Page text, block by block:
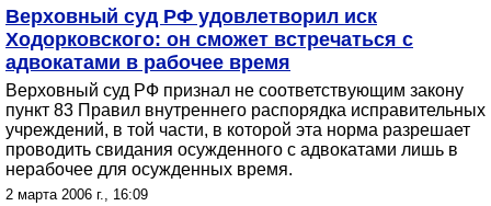
Верховный суд РФ удовлетворил иск
Ходорковского: он сможет встречаться с
адвокатами в рабочее время
Верховный суд РФ признал не соответствующим закону
пункт 83 Правил внутреннего распорядка исправительных
учреждений, в той части, в которой эта норма разрешает
проводить свидания осужденного с адвокатами лишь в
нерабочее для осужденных время.
2 марта 2006 г., 16:09